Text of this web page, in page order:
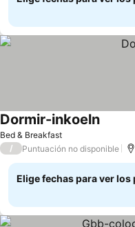
Bed & Breakfast
Dormir-inkoelnVer
/ Puntuación no disponible
Elige fechas para ver